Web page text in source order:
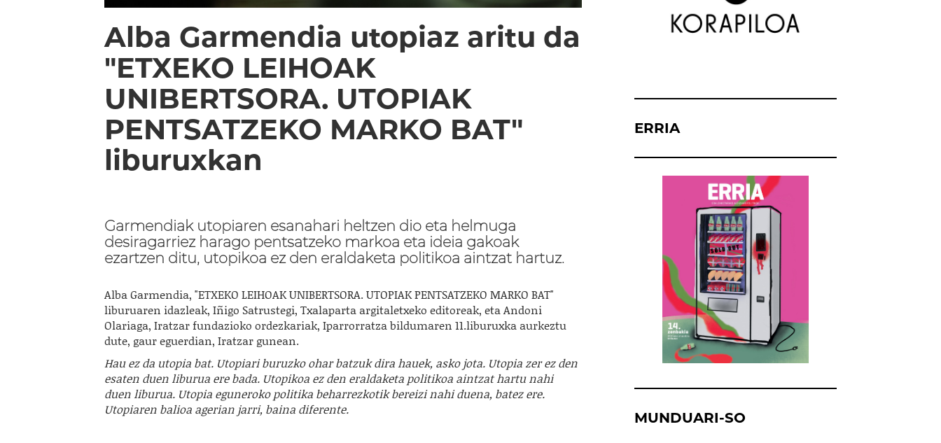
Alba Garmendia utopiaz aritu da
"ETXEKO LEIHOAK
UNIBERTSORA. UTOPIAK
PENTSATZEKO MARKO BAT"
liburuxkan
Garmendiak utopiaren esanahari heltzen dio eta helmuga
desiragarriez harago pentsatzeko markoa eta ideia gakoak
ezartzen ditu, utopikoa ez den eraldaketa politikoa aintzat hartuz.
Alba Garmendia, "ETXEKO LEIHOAK UNIBERTSORA. UTOPIAK PENTSATZEKO MARKO BAT"
liburuaren idazleak, Iñigo Satrustegi, Txalaparta argitaletxeko editoreak, eta Andoni
Olariaga, Iratzar fundazioko ordezkariak, Iparrorratza bildumaren 11.liburuxka aurkeztu
dute, gaur eguerdian, Iratzar gunean.
Hau ez da utopia bat. Utopiari buruzko ohar batzuk dira hauek, asko jota. Utopia zer ez den
esaten duen liburua ere bada. Utopikoa ez den eraldaketa politikoa aintzat hartu nahi
duen liburua. Utopia eguneroko politika beharrezkotik bereizi nahi duena, batez ere.
Utopiaren balioa agerian jarri, baina diferente.
ERRIA
MUNDUARI-SO